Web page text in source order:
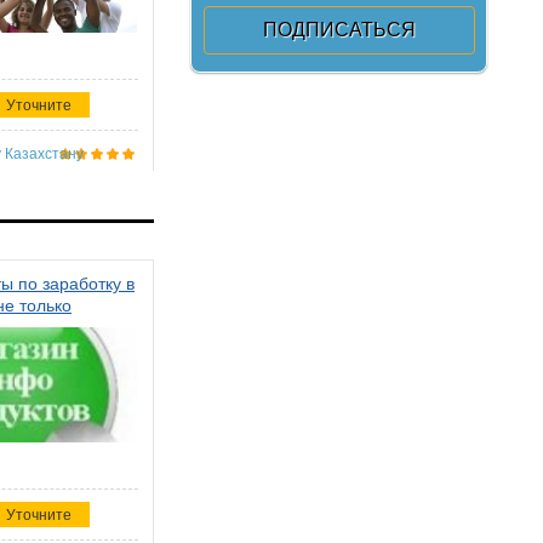
Уточните
Казахстану
по заработку в
только
Уточните